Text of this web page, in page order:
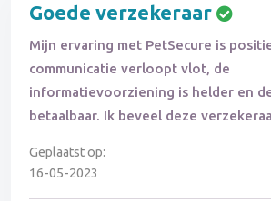
Goede verzekeraar
Mijn ervaring met PetSecure is
communicatie verloopt vlot, de
informatievoorziening is helder en
betaalbaar. Ik beveel deze
Geplaatst op:
16-05-2023